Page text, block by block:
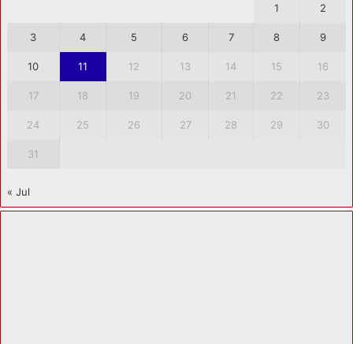
1 2
3 4 5 6 7 8 9
10 11 12 13 14 15 16
17 18 19 20 21 22 23
24 25 26 27 28 29 30
31
« Jul